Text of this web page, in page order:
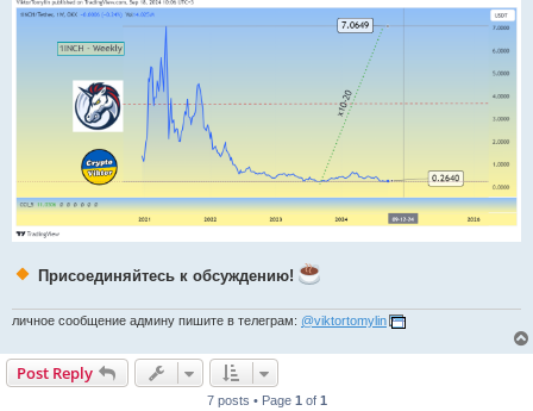
Присоединяйтесь к обсуждению!
личное сообщение админу пишите в телеграм: @viktortomylin
Post Reply
7 posts • Page 1 of 1